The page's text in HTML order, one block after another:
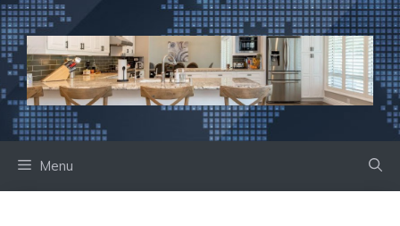
Ga
naar
de
inhoud
Menu